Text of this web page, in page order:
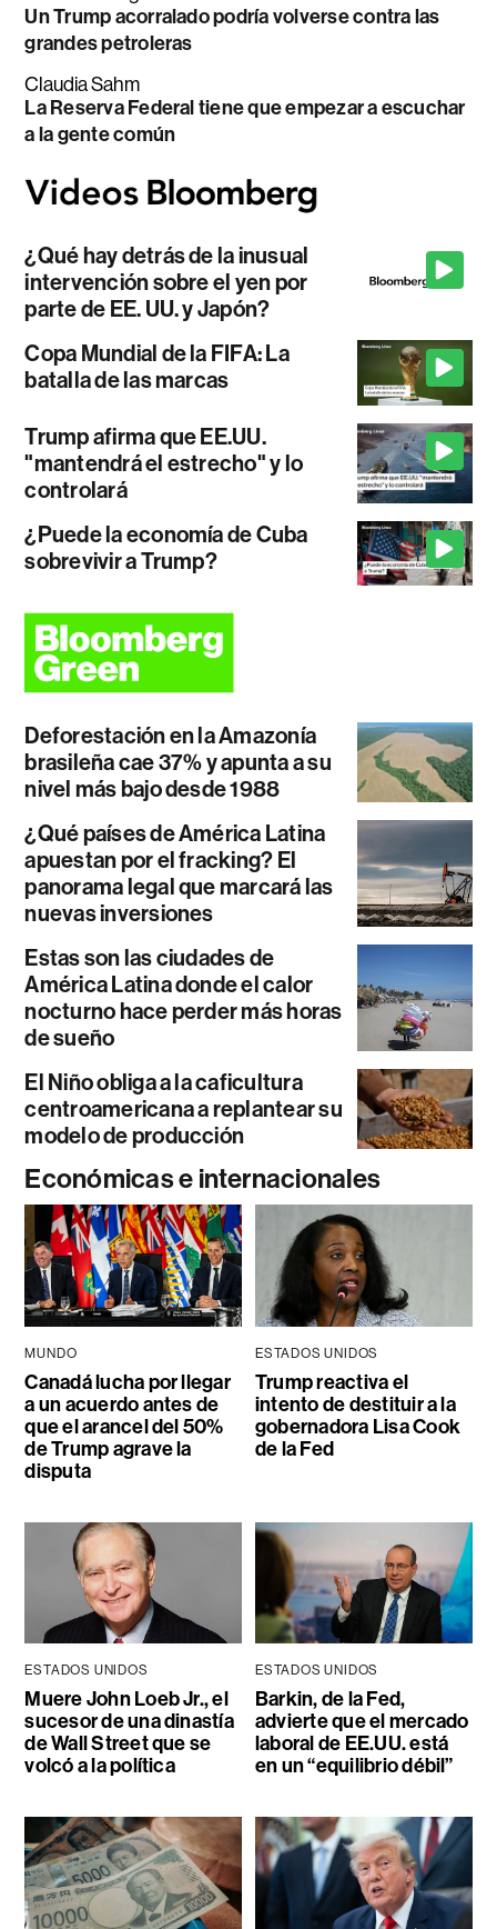
Un Trump acorralado podría volverse contra las
grandes petroleras
Claudia Sahm
La Reserva Federal tiene que empezar a escuchar
a la gente común
¿Qué hay detrás de la inusual
intervención sobre el yen por
parte de EE. UU. y Japón?
Copa Mundial de la FIFA: La
batalla de las marcas
Trump afirma que EE.UU.
"mantendrá el estrecho" y lo
controlará
¿Puede la economía de Cuba
sobrevivir a Trump?
Deforestación en la Amazonía
brasileña cae 37% y apunta a su
nivel más bajo desde 1988
¿Qué países de América Latina
apuestan por el fracking? El
panorama legal que marcará las
nuevas inversiones
Estas son las ciudades de
América Latina donde el calor
nocturno hace perder más horas
de sueño
El Niño obliga a la caficultura
centroamericana a replantear su
modelo de producción
Económicas e internacionales
MUNDO
Canadá lucha por llegar
a un acuerdo antes de
que el arancel del 50%
de Trump agrave la
disputa
ESTADOS UNIDOS
Trump reactiva el
intento de destituir a la
gobernadora Lisa Cook
de la Fed
ESTADOS UNIDOS
Muere John Loeb Jr., el
sucesor de una dinastía
de Wall Street que se
volcó a la política
ESTADOS UNIDOS
Barkin, de la Fed,
advierte que el mercado
laboral de EE.UU. está
en un “equilibrio débil”